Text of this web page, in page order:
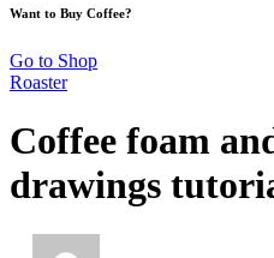
Want to Buy Coffee?
Go to Shop
Roaster
Coffee foam
drawings